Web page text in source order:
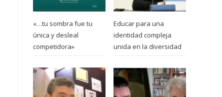
«…tu sombra fue tu
única y desleal
competidora»
Educar para una
identidad compleja
unida en la diversidad